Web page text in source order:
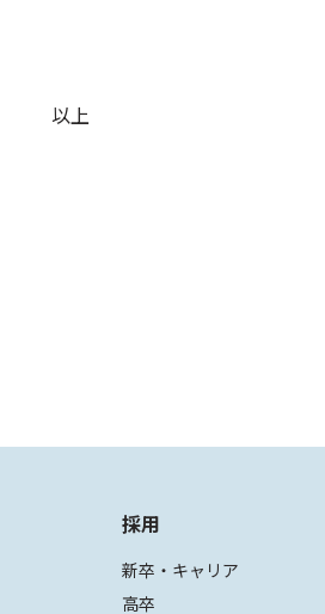
以上
採用
新卒・キャリア
高卒